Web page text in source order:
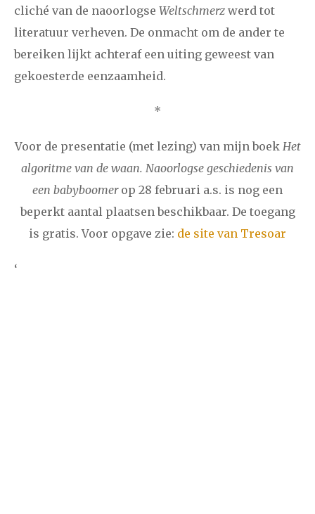
cliché van de naoorlogse Weltschmerz werd tot
literatuur verheven. De onmacht om de ander te
bereiken lijkt achteraf een uiting geweest van
gekoesterde eenzaamheid.
*
Voor de presentatie (met lezing) van mijn boek Het
algoritme van de waan. Naoorlogse geschiedenis van
een babyboomerop 28 februari a.s. is nog een
beperkt aantal plaatsen beschikbaar. De toegang
is gratis. Voor opgave zie: de site van Tresoar
‘